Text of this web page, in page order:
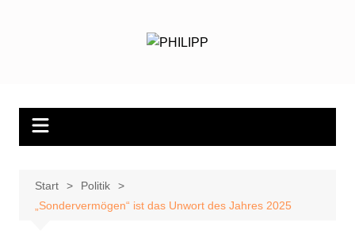
Start
Politik
„Sondervermögen“ ist das Unwort des Jahres 2025